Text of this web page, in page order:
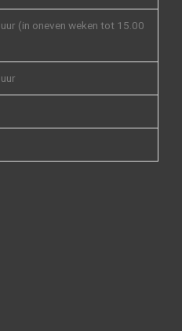
(in oneven weken tot 15.00